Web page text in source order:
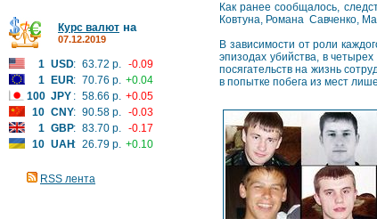
Курс валют на
07.12.2019
1 USD: 63.72 р. -0.09
1
EUR: 70.76 р. +0.04
100 JPY : 58.66 р. +0.05
10 CNY: 90.58 р. -0.03
1 GBP: 83.70 р. -0.17
10 UAH: 26.79 р. +0.10
RSS лента
Как ранее сообщалось,
Ковтуна, Романа Савченко,
В зависимости от роли
эпизодах убийства, в
посягательств на жизнь
в попытке побега из мест